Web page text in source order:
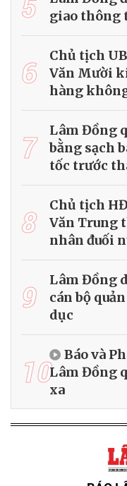
giao thông
6
Chủ tịch
Văn Mười
hàng
7
Lâm Đồng
bằng sạch
tốc trước
8
Chủ tịch
Văn Trung
nhân đuối
9
Lâm Đồng
cán bộ
dục
10
Báo và
Lâm Đồng
xa